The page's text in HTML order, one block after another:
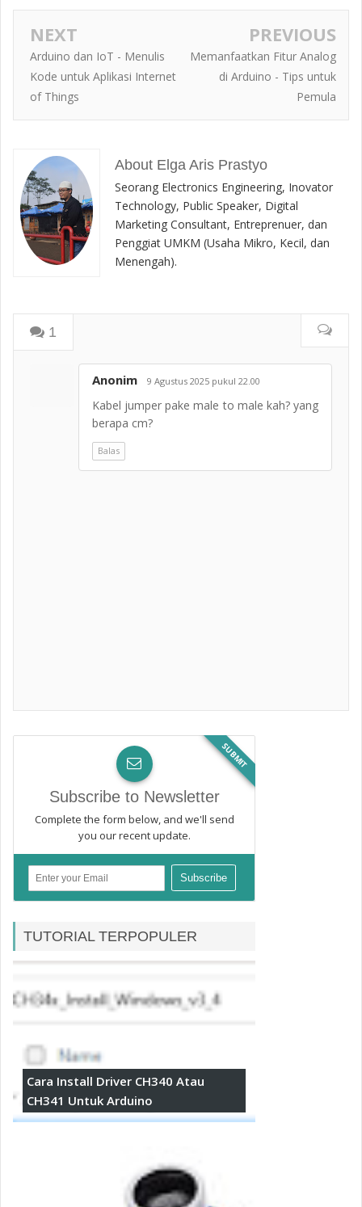
NEXT
Arduino dan IoT - Menulis
Kode untuk Aplikasi Internet
of Things
PREVIOUS
Memanfaatkan Fitur Analog
di Arduino - Tips untuk
Pemula
About Elga Aris Prastyo
Seorang Electronics Engineering, Inovator
Technology, Public Speaker, Digital
Marketing Consultant, Entreprenuer, dan
Penggiat UMKM (Usaha Mikro, Kecil, dan
Menengah).
1
Anonim 9 Agustus 2025 pukul 22.00
Kabel jumper pake male to male kah? yang
berapa cm?
Balas
SUBMIT
Subscribe to Newsletter
Complete the form below, and we'll send
you our recent update.
TUTORIAL TERPOPULER
Cara Install Driver CH340 Atau
CH341 Untuk Arduino